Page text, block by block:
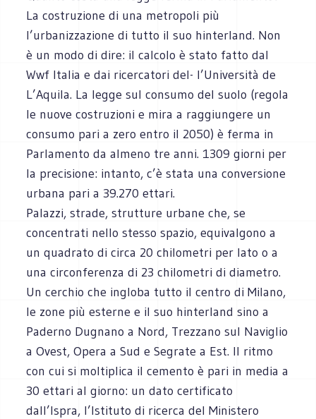
La costruzione di una metropoli più
l’urbanizzazione di tutto il suo hinterland. Non
è un modo di dire: il calcolo è stato fatto dal
Wwf Italia e dai ricercatori del- l’Università de
L’Aquila. La legge sul consumo del suolo (regola
le nuove costruzioni e mira a raggiungere un
consumo pari a zero entro il 2050) è ferma in
Parlamento da almeno tre anni. 1309 giorni per
la precisione: intanto, c’è stata una conversione
urbana pari a 39.270 ettari.
Palazzi, strade, strutture urbane che, se
concentrati nello stesso spazio, equivalgono a
un quadrato di circa 20 chilometri per lato o a
una circonferenza di 23 chilometri di diametro.
Un cerchio che ingloba tutto il centro di Milano,
le zone più esterne e il suo hinterland sino a
Paderno Dugnano a Nord, Trezzano sul Naviglio
a Ovest, Opera a Sud e Segrate a Est. Il ritmo
con cui si moltiplica il cemento è pari in media a
30 ettari al giorno: un dato certificato
dall’Ispra, l’Istituto di ricerca del Ministero